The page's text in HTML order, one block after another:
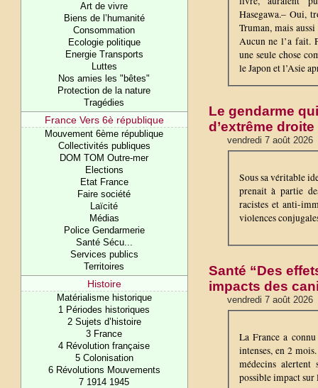
Art de vivre
Biens de l’humanité
Consommation
Ecologie politique
Energie Transports
Luttes
Nos amies les "bêtes"
Protection de la nature
Tragédies
France Vers 6è république
Mouvement 6ème république
Collectivités publiques
DOM TOM Outre-mer
Elections
Etat France
Faire société
Laïcité
Médias
Police Gendarmerie
Santé Sécu...
Services publics
Territoires
Histoire
Matérialisme historique
1 Périodes historiques
2 Sujets d’histoire
3 France
4 Révolution française
5 Colonisation
6 Révolutions Mouvements
7 1914 1945
Hasegawa.– Oui,
Truman, mais
Aucun ne l’a fait.
une seule chose
le Japon et l’Asie
Le gendarme
d’extrême
vendredi 7 août 2026
Sous sa véritable
prenait à partie
racistes et anti-
violences
Santé “Des
impacts des
vendredi 7 août 2026
La France a
intenses, en 2
médecins
possible impact sur